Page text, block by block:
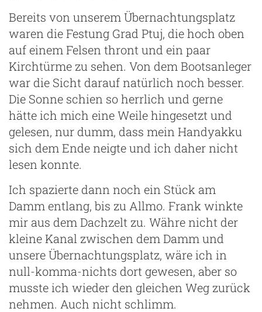
Bereits von unserem Übernachtungsplatz
waren die Festung Grad Ptuj, die hoch oben
auf einem Felsen thront und ein paar
Kirchtürme zu sehen. Von dem Bootsanleger
war die Sicht darauf natürlich noch besser.
Die Sonne schien so herrlich und gerne
hätte ich mich eine Weile hingesetzt und
gelesen, nur dumm, dass mein Handyakku
sich dem Ende neigte und ich daher nicht
lesen konnte.
Ich spazierte dann noch ein Stück am
Damm entlang, bis zu Allmo. Frank winkte
mir aus dem Dachzelt zu. Währe nicht der
kleine Kanal zwischen dem Damm und
unsere Übernachtungsplatz, wäre ich in
null-komma-nichts dort gewesen, aber so
musste ich wieder den gleichen Weg zurück
nehmen. Auch nicht schlimm.